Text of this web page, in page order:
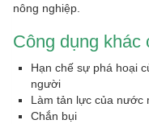
nông nghiệp.
Công dụng
Hạn chế sự phá hoại
người
Làm tản lực của nước
Chắn bụi